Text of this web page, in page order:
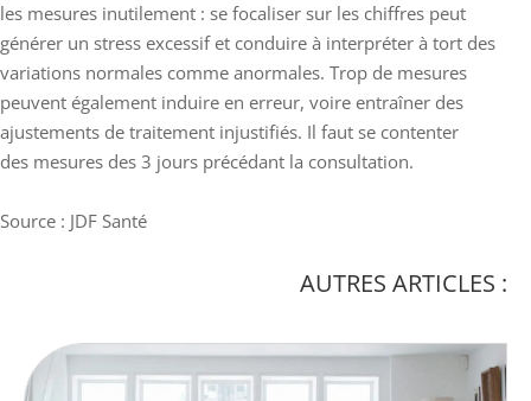
les mesures inutilement : se focaliser sur les chiffres peut
générer un stress excessif et conduire à interpréter à tort des
variations normales comme anormales. Trop de mesures
peuvent également induire en erreur, voire entraîner des
ajustements de traitement injustifiés. Il faut se contenter
des mesures des 3 jours précédant la consultation.
Source : JDF Santé
AUTRES ARTICLES :